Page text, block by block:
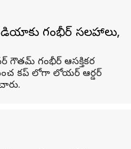
గంభీర్ సలహాలు,
గంభీర్‌ ఆసక్తికర
కప్ లోగా లోయర్ ఆర్డర్